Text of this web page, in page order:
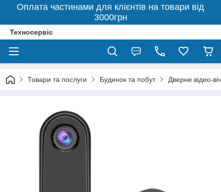
Оплата частинами для клієнтів на товари від
3000грн
Техносервіс
Товари та послуги Будинок та побут Дверне відео-